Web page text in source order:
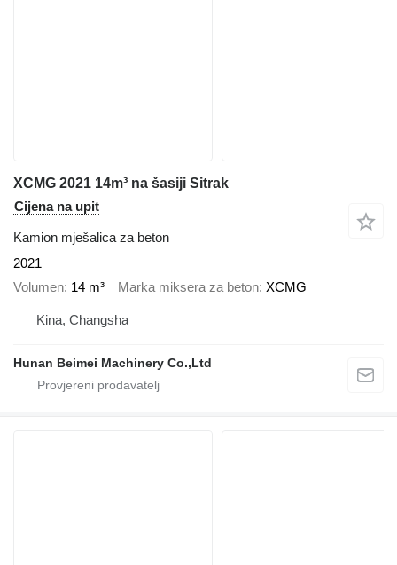
XCMG 2021 14m³ na šasiji Sitrak
Cijena na upit
Kamion mješalica za beton
2021
Volumen 14 m³ Marka miksera za beton XCMG
Kina, Changsha
Hunan Beimei Machinery Co.,Ltd